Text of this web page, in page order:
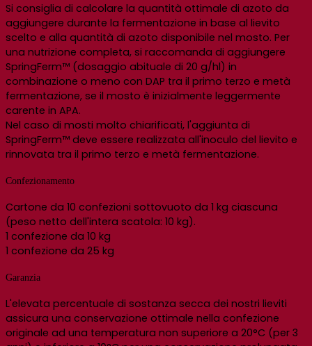
Si consiglia di calcolare la quantità ottimale di azoto da
aggiungere durante la fermentazione in base al lievito
scelto e alla quantità di azoto disponibile nel mosto. Per
una nutrizione completa, si raccomanda di aggiungere
SpringFerm™ (dosaggio abituale di 20 g/hl) in
combinazione o meno con DAP tra il primo terzo e metà
fermentazione, se il mosto è inizialmente leggermente
carente in APA.
Nel caso di mosti molto chiarificati, l'aggiunta di
SpringFerm™ deve essere realizzata all'inoculo del lievito e
rinnovata tra il primo terzo e metà fermentazione.
Confezionamento
Cartone da 10 confezioni sottovuoto da 1 kg ciascuna
(peso netto dell'intera scatola: 10 kg).
1 confezione da 10 kg
1 confezione da 25 kg
Garanzia
L'elevata percentuale di sostanza secca dei nostri lieviti
assicura una conservazione ottimale nella confezione
originale ad una temperatura non superiore a 20°C (per 3